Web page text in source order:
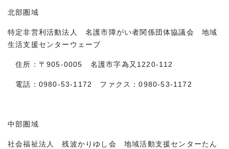
北部圏域
特定非営利活動法人 名護市障がい者関係団体協議会 地域
生活支援センターウェーブ
住所：〒905-0005 名護市字為又1220-112
電話：0980-53-1172 ファクス：0980-53-1172
中部圏域
社会福祉法人 残波かりゆし会 地域活動支援センターたん